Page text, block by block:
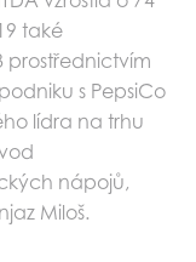
také
prostřednictvím
s PepsiCo
lídra na trhu
nápojů,
Miloš.